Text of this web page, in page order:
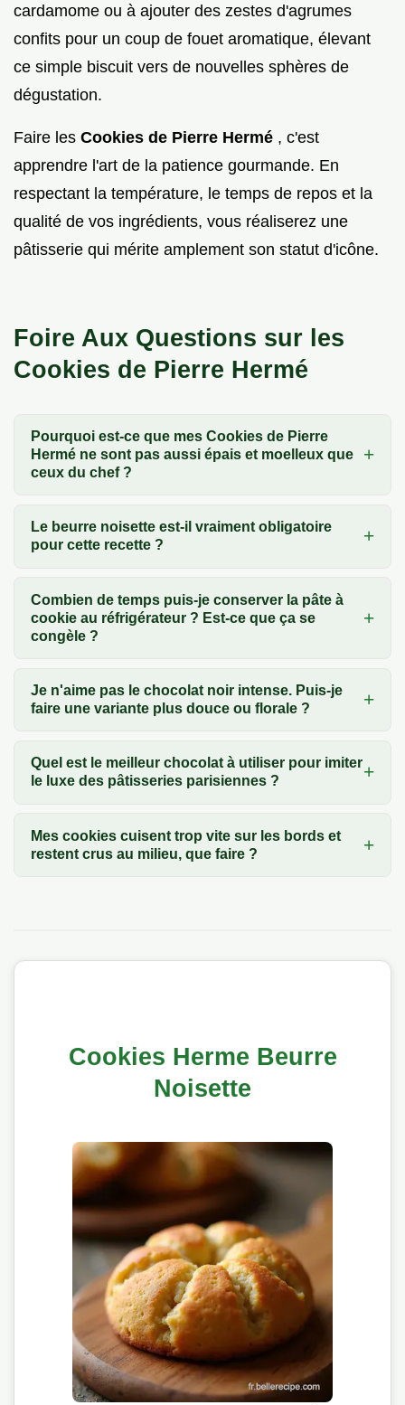
cardamome ou à ajouter des zestes d'agrumes
confits pour un coup de fouet aromatique, élevant
ce simple biscuit vers de nouvelles sphères de
dégustation.
Faire les Cookies de Pierre Hermé , c'est
apprendre l'art de la patience gourmande. En
respectant la température, le temps de repos et la
qualité de vos ingrédients, vous réaliserez une
pâtisserie qui mérite amplement son statut d'icône.
Foire Aux Questions sur les
Cookies de Pierre Hermé
Pourquoi est-ce que mes Cookies de Pierre
Hermé ne sont pas aussi épais et moelleux que
ceux du chef ?
Le beurre noisette est-il vraiment obligatoire
pour cette recette ?
Combien de temps puis-je conserver la pâte à
cookie au réfrigérateur ? Est-ce que ça se
congèle ?
Je n'aime pas le chocolat noir intense. Puis-je
faire une variante plus douce ou florale ?
Quel est le meilleur chocolat à utiliser pour imiter
le luxe des pâtisseries parisiennes ?
Mes cookies cuisent trop vite sur les bords et
restent crus au milieu, que faire ?
Cookies Herme Beurre
Noisette